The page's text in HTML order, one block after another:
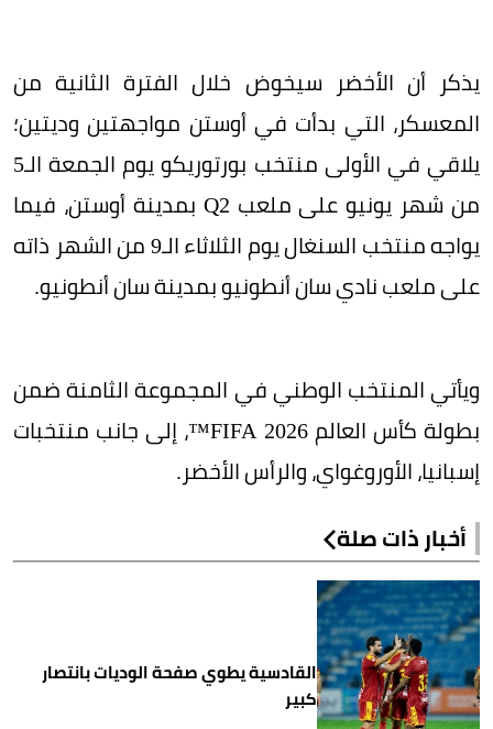
يذكر أن الأخضر سيخوض خلال الفترة الثانية من
المعسكر، التي بدأت في أوستن مواجهتين وديتين؛
يلاقي في الأولى منتخب بورتوريكو يوم الجمعة الـ5
من شهر يونيو على ملعب Q2 بمدينة أوستن، فيما
يواجه منتخب السنغال يوم الثلاثاء الـ9 من الشهر ذاته
على ملعب نادي سان أنطونيو بمدينة سان أنطونيو.
ويأتي المنتخب الوطني في المجموعة الثامنة ضمن
بطولة كأس العالم FIFA 2026™️، إلى جانب منتخبات
إسبانيا، الأوروغواي، والرأس الأخضر.
أخبار ذات صلة
القادسية يطوي صفحة الوديات بانتصار
كبير